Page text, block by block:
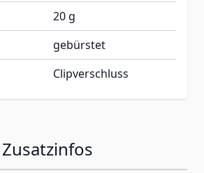
20 g
gebürstet
Clipverschluss
Zusatzinfos